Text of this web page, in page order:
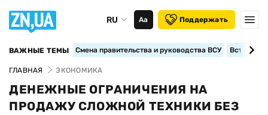
RU Аа Поддержать
ВАЖНЫЕ ТЕМЫ Смена правительства и руководства ВСУ
ГЛАВНАЯ ЭКОНОМИКА
ДЕНЕЖНЫЕ ОГРАНИЧЕНИЯ НА
ПРОДАЖУ СЛОЖНОЙ ТЕХНИКИ БЕЗ